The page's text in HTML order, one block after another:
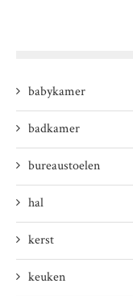
babykamer
badkamer
bureaustoelen
hal
kerst
keuken